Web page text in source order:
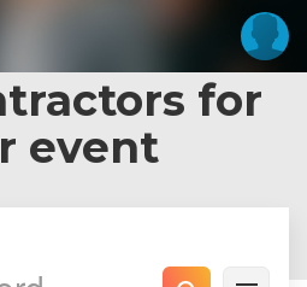
for
event